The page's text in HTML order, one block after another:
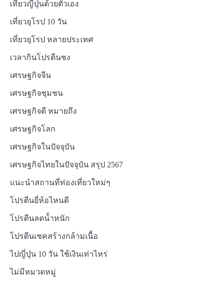
เที่ยวญี่ปุ่นด้วยตัวเอง
เที่ยวยุโรป 10 วัน
เที่ยวยุโรป หลายประเทศ
เวลากินโปรตีนชง
เศรษฐกิจจีน
เศรษฐกิจชุมชน
เศรษฐกิจดี หมายถึง
เศรษฐกิจโลก
เศรษฐกิจในปัจจุบัน
เศรษฐกิจไทยในปัจจุบัน สรุป 2567
แนะนำสถานที่ท่องเที่ยวใหม่ๆ
โปรตีนยี่ห้อไหนดี
โปรตีนลดน้ำหนัก
โปรตีนเชคสร้างกล้ามเนื้อ
ไปญี่ปุ่น 10 วัน ใช้เงินเท่าไหร่
ไม่มีหมวดหมู่